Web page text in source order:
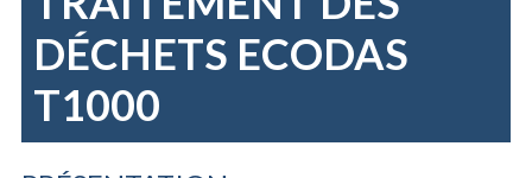
DÉCHETS ECODAS
T1000